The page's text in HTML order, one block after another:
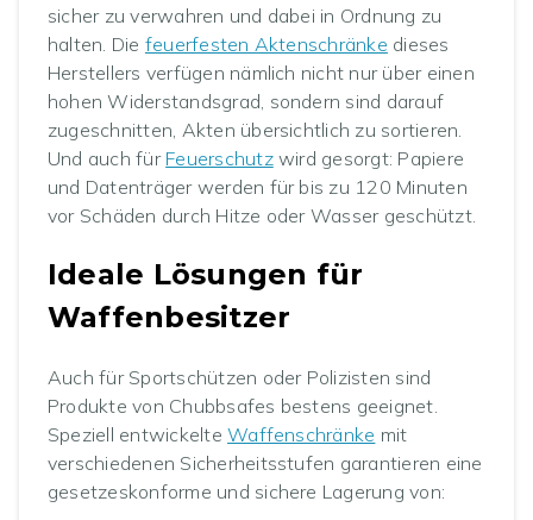
sicher zu verwahren und dabei in Ordnung zu
halten. Die feuerfesten Aktenschränke dieses
Herstellers verfügen nämlich nicht nur über einen
hohen Widerstandsgrad, sondern sind darauf
zugeschnitten, Akten übersichtlich zu sortieren.
Und auch für Feuerschutzwird gesorgt: Papiere
und Datenträger werden für bis zu 120 Minuten
vor Schäden durch Hitze oder Wasser geschützt.
Ideale Lösungen für
Waffenbesitzer
Auch für Sportschützen oder Polizisten sind
Produkte von Chubbsafes bestens geeignet.
Speziell entwickelteWaffenschränke mit
verschiedenen Sicherheitsstufen garantieren eine
gesetzeskonforme und sichere Lagerung von: